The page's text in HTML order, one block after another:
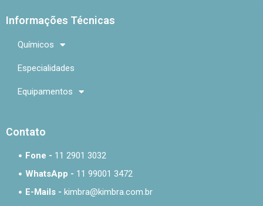
Informações Técnicas
Químicos
Especialidades
Equipamentos
Contato
Fone - 11 2901 3032
WhatsApp - 11 99001 3472
E-Mails - kimbra@kimbra.com.br